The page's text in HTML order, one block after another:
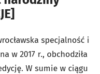
specjalność i
w 2017 r., obchodziła
W sumie w ciągu